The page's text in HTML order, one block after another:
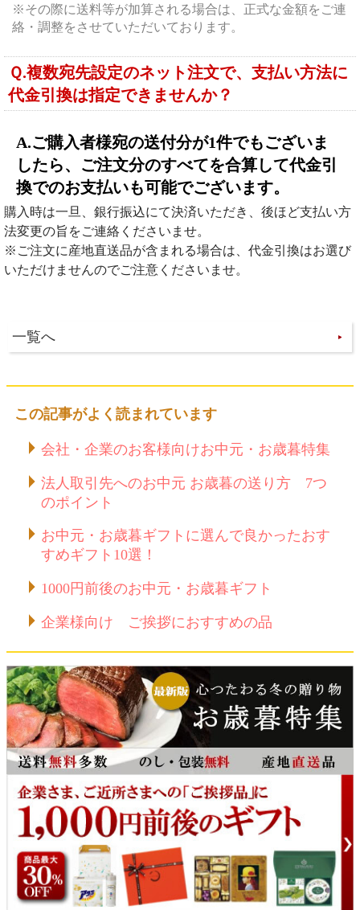
※その際に送料等が加算される場合は、正式な金額をご連
絡・調整をさせていただいております。
Ｑ.複数宛先設定のネット注文で、支払い方法に
代金引換は指定できませんか？
A.ご購入者様宛の送付分が1件でもございま
したら、ご注文分のすべてを合算して代金引
換でのお支払いも可能でございます。
購入時は一旦、銀行振込にて決済いただき、後ほど支払い方
法変更の旨をご連絡くださいませ。
※ご注文に産地直送品が含まれる場合は、代金引換はお選び
いただけませんのでご注意くださいませ。
一覧へ
この記事がよく読まれています
会社・企業のお客様向けお中元・お歳暮特集
法人取引先へのお中元 お歳暮の送り方 7つ
のポイント
お中元・お歳暮ギフトに選んで良かったおす
すめギフト10選！
1000円前後のお中元・お歳暮ギフト
企業様向け ご挨拶におすすめの品